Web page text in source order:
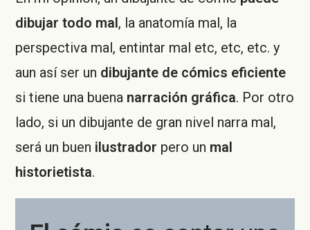
dibujar todo mal, la anatomía mal, la
perspectiva mal, entintar mal etc, etc, etc. y
aun así ser un dibujante de cómics eficiente
si tiene una buena narración gráfica. Por otro
lado, si un dibujante de gran nivel narra mal,
será un buen ilustrador pero un mal
historietista.